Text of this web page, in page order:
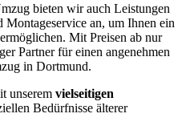
bieten wir auch Leistungen
an, um Ihnen ein
Mit Preisen ab nur
Partner für einen angenehmen
in Dortmund.
unserem vielseitigen
Bedürfnisse älterer